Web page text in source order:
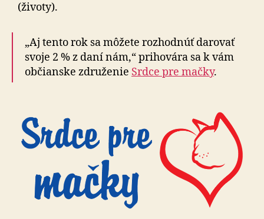
(životy).
„Aj tento rok sa môžete rozhodnúť darovať
svoje 2 % z daní nám,“ prihovára sa k vám
občianske združenie Srdce pre mačky.